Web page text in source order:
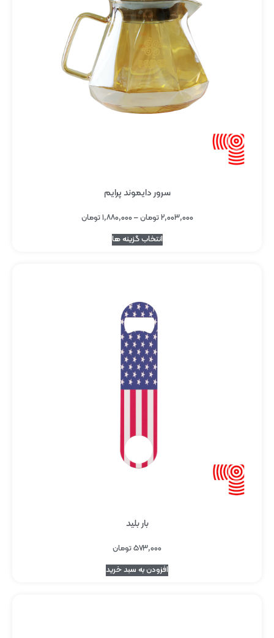
سرور دایموند پرایم
۲,۰۰۳,۰۰۰تومان–۱,۸۸۰,۰۰۰تومان
انتخاب گزینه ها
بار بلید
۵۷۳,۰۰۰تومان
افزودن به سبد خرید